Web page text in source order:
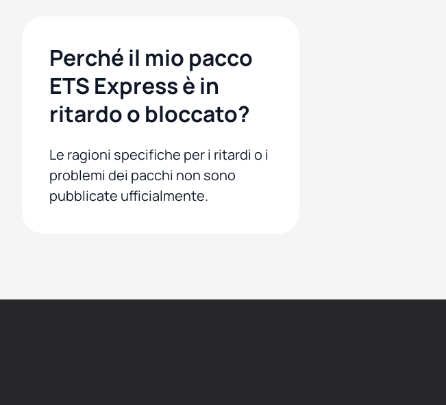
Perché il mio pacco
ETS Express è in
ritardo o bloccato?
Le ragioni specifiche per i ritardi o i
problemi dei pacchi non sono
pubblicate ufficialmente.